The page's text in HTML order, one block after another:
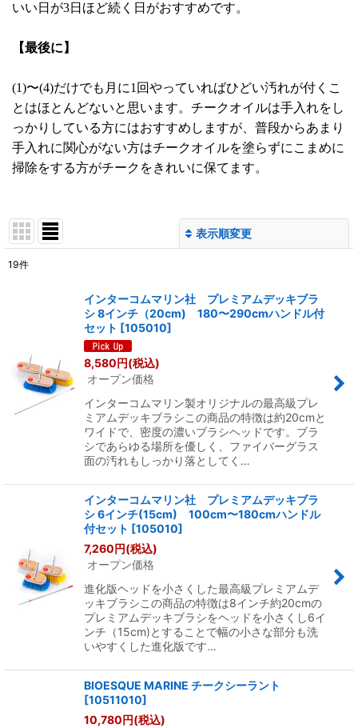
いい日が3日ほど続く日がおすすめです。
【最後に】
(1)〜(4)だけでも月に1回やっていればひどい汚れが付くこ
とはほとんどないと思います。チークオイルは手入れをし
っかりしている方にはおすすめしますが、普段からあまり
手入れに関心がない方はチークオイルを塗らずにこまめに
掃除をする方がチークをきれいに保てます。
表示順変更
絞り込む
19件
インターコムマリン社 プレミアムデッキブラ
シ 8インチ（20cm) 180〜290cmハンドル付
セット [105010]
8,580円(税込)
オープン価格
インターコムマリン製オリジナルの最高級プレ
ミアムデッキブラシこの商品の特徴は約20cmと
ワイドで、密度の濃いブラシヘッドです。ブラ
シであらゆる場所を優しく、ファイバーグラス
面の汚れもしっかり落としてく…
インターコムマリン社 プレミアムデッキブラ
シ 6インチ(15cm) 100cm〜180cmハンドル
付セット [105010]
7,260円(税込)
オープン価格
進化版ヘッドを小さくした最高級プレミアムデ
ッキブラシこの商品の特徴は8インチ約20cmの
プレミアムデッキブラシをヘッドを小さくし6イ
ンチ（15cm)とすることで幅の小さな部分も洗
いやすくした進化版です…
BIOESQUE MARINE チークシーラント
[10511010]
10,780円(税込)